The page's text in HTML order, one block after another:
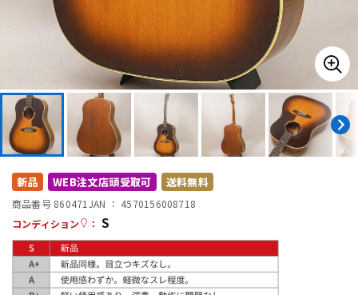
DJ機器 DTM
DTM オンライン納品 レコーディング機器
配信/ライブ機器 楽器アクセサリ
中古
新品 WEB注文店頭受取可 送料無料
商品番号 860471 JAN ： 4570156008718
コンディション
： S